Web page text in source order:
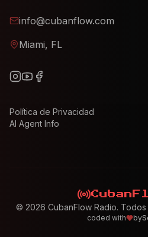
info@cubanflow.com
Miami, FL
Política de Privacidad
AI Agent Info
© 2026 CubanFlow Radio.
coded with by